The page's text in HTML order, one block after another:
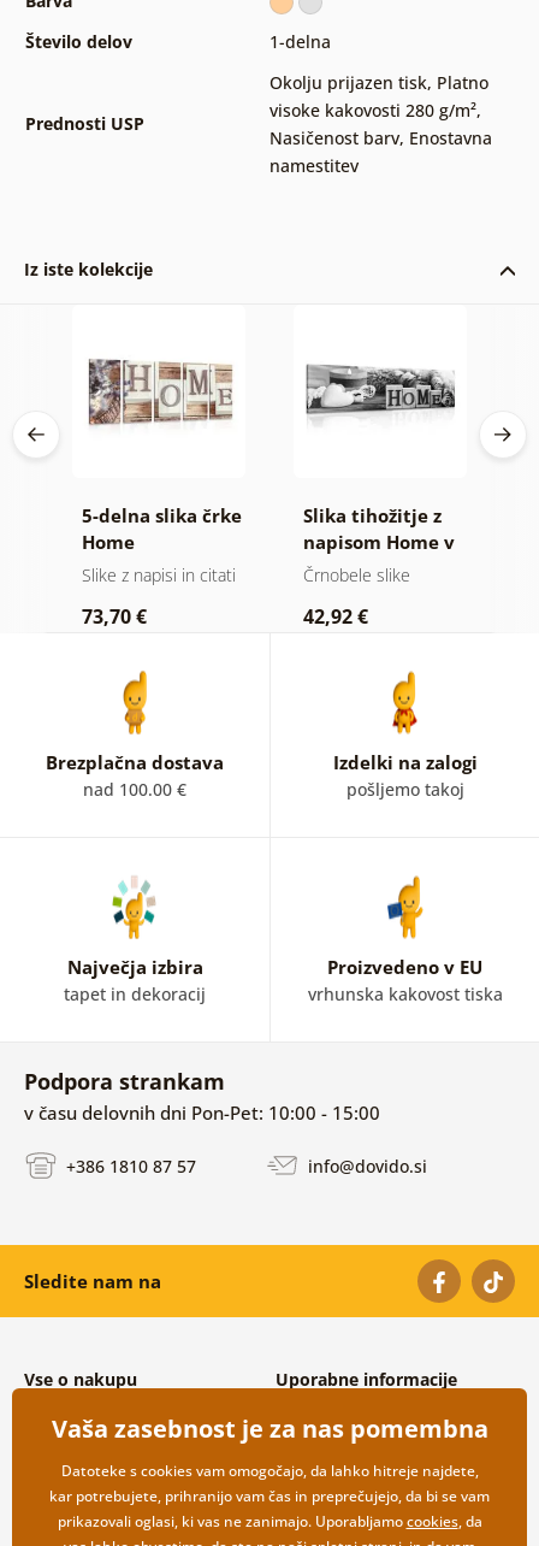
Število delov
1-delna
Prednosti USP
Okolju prijazen tisk, Platno
visoke kakovosti 280 g/m²,
Nasičenost barv, Enostavna
namestitev
Iz iste kolekcije
5-delna slika črke
Home
Slike z napisi in citati
73,70 €
Slika tihožitje z
napisom Home v
črnobeli izvedbi
Črnobele slike
42,92 €
Brezplačna dostava
nad 100.00 €
Izdelki na zalogi
pošljemo takoj
Največja izbira
tapet in dekoracij
Proizvedeno v EU
vrhunska kakovost tiska
Podpora strankam
v času delovnih dni Pon-Pet: 10:00 - 15:00
+386 1810 87 57 info@dovido.si
Sledite nam na
Vse o nakupu
Splošni in reklamacijski pogoji
Varovanje osebnih podatkov
Možnosti dostave in plačila
Vračilo blaga
Uporabne informacije
Pogosto zastavljena vprašanja
Kontakti
Veleprodaja
Vaša zasebnost je za nas pomembna
Datoteke s cookies vam omogočajo, da lahko hitreje najdete,
kar potrebujete, prihranijo vam čas in preprečujejo, da bi se vam
prikazovali oglasi, ki vas ne zanimajo. Uporabljamocookies, da